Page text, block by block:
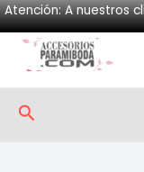
Atención: A nuestros
Skip
to
content
Search